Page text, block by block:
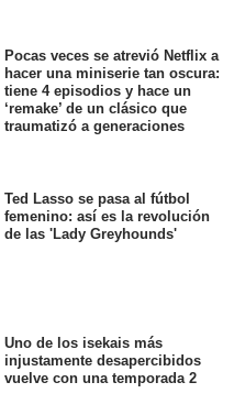
Pocas veces se atrevió Netflix a
hacer una miniserie tan oscura:
tiene 4 episodios y hace un
‘remake’ de un clásico que
traumatizó a generaciones
Ted Lasso se pasa al fútbol
femenino: así es la revolución
de las 'Lady Greyhounds'
Uno de los isekais más
injustamente desapercibidos
vuelve con una temporada 2